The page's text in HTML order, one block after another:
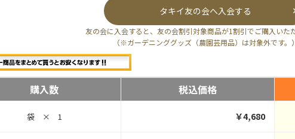
タキイ友の会へ入会する
友の会に入会すると、友の会割引対象商品が1割引でご購入いただ
（※ガーデニンググッズ（農園芸用品）は対象外です。）
購入数 税込価格
袋 × 1 ￥4,680